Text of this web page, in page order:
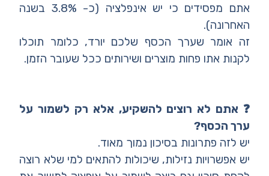
אתם מפסידים כי יש אינפלציה (כ- 3.8% בשנה
האחרונה).
זה אומר שערך הכסף שלכם יורד, כלומר תוכלו
לקנות אתו פחות מוצרים ושירותים ככל שעובר הזמן.
❓ אתם לא רוצים להשקיע, אלא רק לשמור על
ערך הכסף?
יש לזה פתרונות בסיכון נמוך מאוד.
יש אפשרויות נזילות, שיכולות להתאים למי שלא רוצה